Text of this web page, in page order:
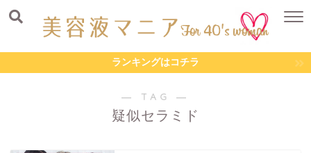
ランキングはコチラ
― TAG ―
疑似セラミド